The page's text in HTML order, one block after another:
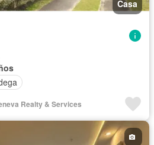
Casa
Realty & Services